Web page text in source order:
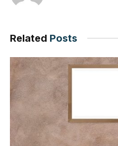
Related Posts